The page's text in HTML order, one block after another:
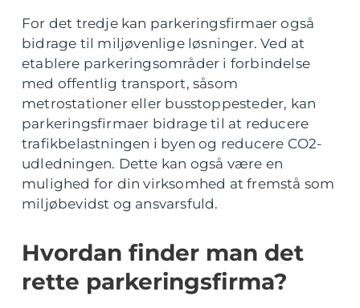
For det tredje kan parkeringsfirmaer også
bidrage til miljøvenlige løsninger. Ved at
etablere parkeringsområder i forbindelse
med offentlig transport, såsom
metrostationer eller busstoppesteder, kan
parkeringsfirmaer bidrage til at reducere
trafikbelastningen i byen og reducere CO2-
udledningen. Dette kan også være en
mulighed for din virksomhed at fremstå som
miljøbevidst og ansvarsfuld.
Hvordan finder man det
rette parkeringsfirma?